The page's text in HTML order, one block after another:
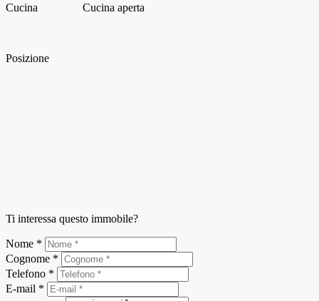
Cucina Cucina aperta
Posizione
Ti interessa questo immobile?
Nome *
Cognome *
Telefono *
E-mail *